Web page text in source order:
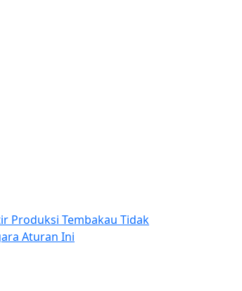
Produksi Tembakau Tidak
Aturan Ini